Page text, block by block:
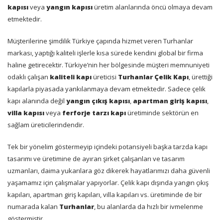
kapısıveya yangın kapısıüretim alanlarında öncü olmaya devam
etmektedir.
Müşterilerine şimdilik Türkiye çapında hizmet veren Turhanlar
markası, yaptığı kaliteli işlerle kısa sürede kendini global bir firma
haline getirecektir. Türkiye’nin her bölgesinde müşteri memnuniyeti
odaklı çalışan kaliteli kapıüreticisi Turhanlar Çelik Kapı, ürettiği
kapılarla piyasada yankılanmaya devam etmektedir. Sadece çelik
kapı alanında değil yangın çıkış kapısı, apartman giriş kapısı,
villa kapısıveya ferforje tarzı kapıüretiminde sektörün en
sağlam üreticilerindendir.
Tek bir yönelim göstermeyip içindeki potansiyeli başka tarzda kapı
tasarımı ve üretimine de ayıran şirket çalışanları ve tasarım
uzmanları, daima yukarılara göz dikerek hayatlarımızı daha güvenli
yaşamamız için çalışmalar yapıyorlar. Çelik kapı dışında yangın çıkış
kapıları, apartman giriş kapıları, villa kapıları vs. üretiminde de bir
numarada kalan Turhanlar, bu alanlarda da hızlı bir ivmelenme